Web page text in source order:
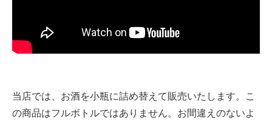
当店では、お酒を小瓶に詰め替えて販売いたします。こ
の商品はフルボトルではありません。お間違えのないよ